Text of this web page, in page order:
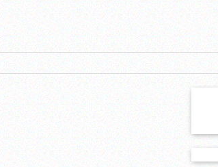
μια ώρα πίσω
παρέλαση της Θεσσαλονίκης